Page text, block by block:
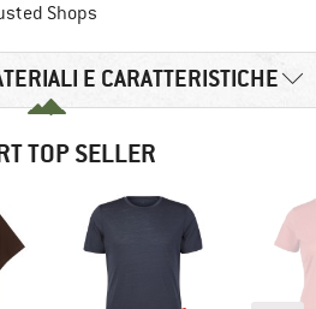
Shops
E CARATTERISTICHE
TOP SELLER